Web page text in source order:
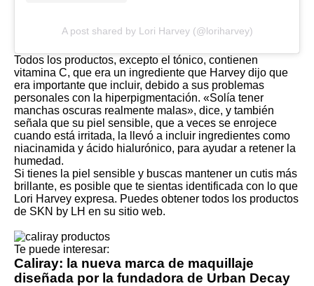
A post shared by Lori Harvey (@loriharvey)
Todos los productos, excepto el tónico, contienen
vitamina C, que era un ingrediente que Harvey dijo que
era importante que incluir, debido a sus problemas
personales con la hiperpigmentación. «Solía ​​tener
manchas oscuras realmente malas», dice, y también
señala que su piel sensible, que a veces se enrojece
cuando está irritada, la llevó a incluir ingredientes como
niacinamida y ácido hialurónico, para ayudar a retener la
humedad.
Si tienes la piel sensible y buscas mantener un cutis más
brillante, es posible que te sientas identificada con lo que
Lori Harvey expresa. Puedes obtener todos los productos
de SKN by LH en su sitio web.
Te puede interesar:
Caliray: la nueva marca de maquillaje
diseñada por la fundadora de Urban Decay